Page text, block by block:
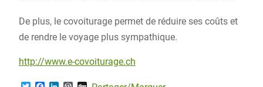
De plus, le covoiturage permet de réduire ses coûts et
de rendre le voyage plus sympathique.
http://www.e-covoiturage.ch